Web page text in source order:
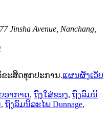
Jinsha Avenue, Nanchang,
ຂະສິດທຸກປະການ.ແຜນຜັງເວັບ
ອາກາດ, ຖົງໃສ່ຂອງ, ຖົງລົມນິ
, ຖົງລົມນິລະໄພ Dunnage,